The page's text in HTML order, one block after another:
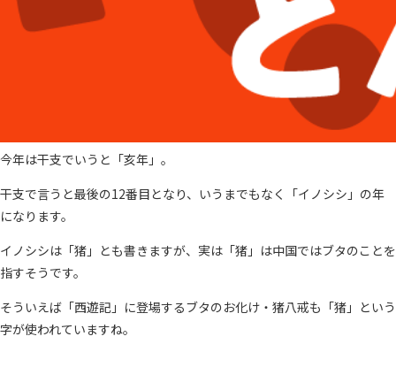
今年は干支でいうと「亥年」。
干支で言うと最後の12番目となり、いうまでもなく「イノシシ」の年
になります。
イノシシは「猪」とも書きますが、実は「猪」は中国ではブタのことを
指すそうです。
そういえば「西遊記」に登場するブタのお化け・猪八戒も「猪」という
字が使われていますね。